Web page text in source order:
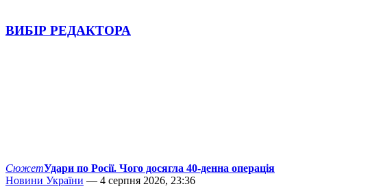
ВИБІР РЕДАКТОРА
СюжетУдари по Росії. Чого досягла 40-денна операція
Новини України — 4 серпня 2026, 23:36